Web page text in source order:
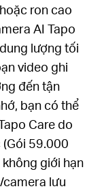
ron cao
AI Tapo
lượng tối
video ghi
đến tận
bạn có thể
Care do
59.000
giới hạn
lưu